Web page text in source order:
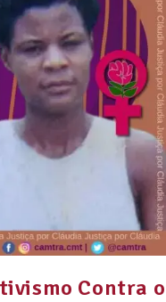
Contra o